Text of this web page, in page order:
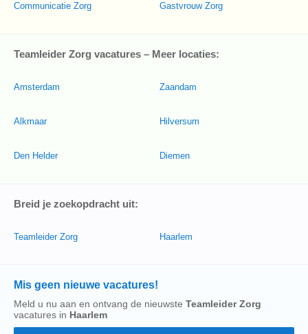
Communicatie Zorg Gastvrouw Zorg
Teamleider Zorg vacatures – Meer locaties:
Amsterdam
Alkmaar
Den Helder
Zaandam
Hilversum
Diemen
Breid je zoekopdracht uit:
Teamleider Zorg Haarlem
Mis geen nieuwe vacatures!
Meld u nu aan en ontvang de nieuwste Teamleider Zorg
vacatures in Haarlem